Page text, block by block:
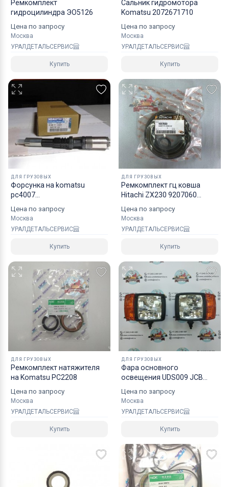
Ремкомплект
гидроцилиндра ЭО5126
Цена по запросу
Москва
УРАЛДЕТАЛЬСЕРВИС
Купить
Сальник гидромотора
Komatsu 2072671710
Цена по запросу
Москва
УРАЛДЕТАЛЬСЕРВИС
Купить
ДЛЯ ГРУЗОВЫХ
Форсунка на komatsu
pc4007
Цена по запросу
Москва
УРАЛДЕТАЛЬСЕРВИС
Купить
ДЛЯ ГРУЗОВЫХ
Ремкомплект гц ковша
Hitachi ZX230 9207060
Цена по запросу
Москва
УРАЛДЕТАЛЬСЕРВИС
Купить
ДЛЯ ГРУЗОВЫХ
Ремкомплект натяжителя
на Komatsu PC2208
Цена по запросу
Москва
УРАЛДЕТАЛЬСЕРВИС
Купить
ДЛЯ ГРУЗОВЫХ
Фара основного
освещения UDS009 JCB
Нижнее креплен
Цена по запросу
Москва
УРАЛДЕТАЛЬСЕРВИС
Купить